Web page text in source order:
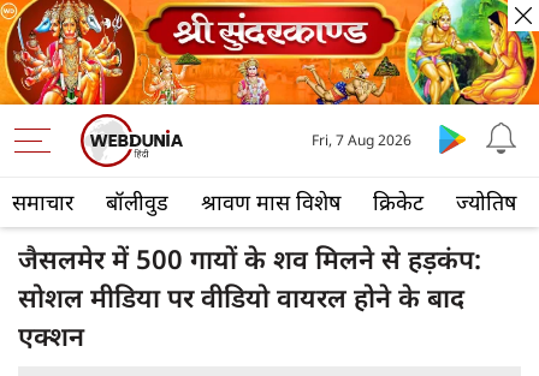
समाचार बॉलीवुड श्रावण मास विशेष क्रिकेट ज्योतिष
Fri, 7 Aug 2026
जैसलमेर में 500 गायों के शव मिलने से हड़कंप:
सोशल मीडिया पर वीडियो वायरल होने के बाद
एक्शन